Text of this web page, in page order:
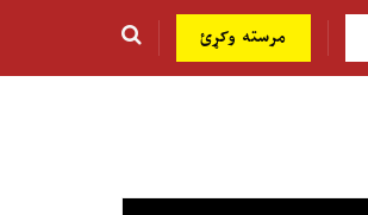
مرسته وکړئ